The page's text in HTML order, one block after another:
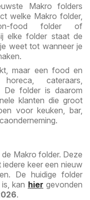
Makro folders
welke Makro folder,
food folder of
elke folder staat de
weet tot wanneer je
maar een food en
cateraars,
De folder is daarom
klanten die groot
voor keuken, bar,
Makro folder. Deze
keer een nieuw
De huidige folder
kan hier gevonden
.